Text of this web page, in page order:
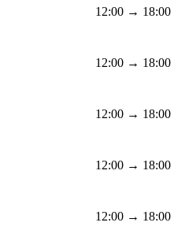
12:00 → 18:00
12:00 → 18:00
12:00 → 18:00
12:00 → 18:00
12:00 → 18:00